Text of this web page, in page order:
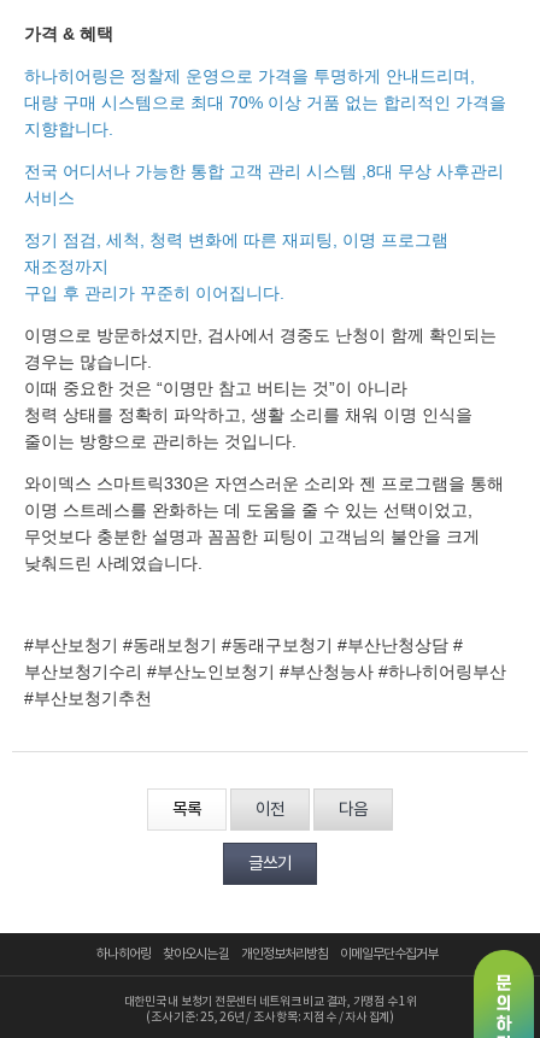
가격 & 혜택
하나히어링은 정찰제 운영으로 가격을 투명하게 안내드리며,
대량 구매 시스템으로 최대 70% 이상 거품 없는 합리적인 가격을
지향합니다.
전국 어디서나 가능한 통합 고객 관리 시스템 ,8대 무상 사후관리
서비스
정기 점검, 세척, 청력 변화에 따른 재피팅, 이명 프로그램
재조정까지
구입 후 관리가 꾸준히 이어집니다.
이명으로 방문하셨지만, 검사에서 경중도 난청이 함께 확인되는
경우는 많습니다.
이때 중요한 것은 “이명만 참고 버티는 것”이 아니라
청력 상태를 정확히 파악하고, 생활 소리를 채워 이명 인식을
줄이는 방향으로 관리하는 것입니다.
와이덱스 스마트릭330은 자연스러운 소리와 젠 프로그램을 통해
이명 스트레스를 완화하는 데 도움을 줄 수 있는 선택이었고,
무엇보다 충분한 설명과 꼼꼼한 피팅이 고객님의 불안을 크게
낮춰드린 사례였습니다.
#부산보청기 #동래보청기 #동래구보청기 #부산난청상담 #
부산보청기수리 #부산노인보청기 #부산청능사 #하나히어링부산
#부산보청기추천
목록 이전 다음
글쓰기
하나히어링 찾아오시는 길 개인정보처리방침 이메일무단수집거부
대한민국 내 보청기 전문센터 네트워크 비교 결과, 가맹점 수 1위
(조사 기준: 25, 26년 / 조사 항목: 지점 수 / 자사 집계)